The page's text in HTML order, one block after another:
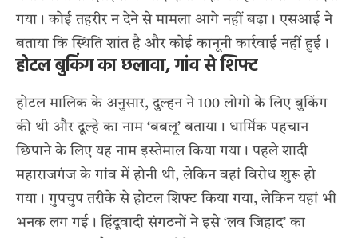
गया। कोई तहरीर न देने से मामला आगे नहीं बढ़ा। एसआई ने
बताया कि स्थिति शांत है और कोई कानूनी कार्रवाई नहीं हुई।
होटल बुकिंग का छलावा, गांव से शिफ्ट
होटल मालिक के अनुसार, दुल्हन ने 100 लोगों के लिए बुकिंग
की थी और दूल्हे का नाम ‘बबलू’ बताया। धार्मिक पहचान
छिपाने के लिए यह नाम इस्तेमाल किया गया। पहले शादी
महाराजगंज के गांव में होनी थी, लेकिन वहां विरोध शुरू हो
गया। गुपचुप तरीके से होटल शिफ्ट किया गया, लेकिन यहां भी
भनक लग गई। हिंदूवादी संगठनों ने इसे ‘लव जिहाद’ का